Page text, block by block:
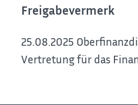
Freigabevermerk
25.08.2025
Vertretung für das